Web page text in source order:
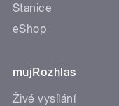
Stanice
eShop
mujRozhlas
Živé vysílání